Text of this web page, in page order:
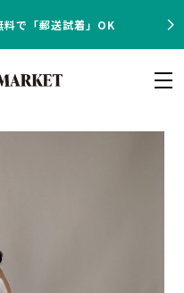
料で「郵送試着」OK